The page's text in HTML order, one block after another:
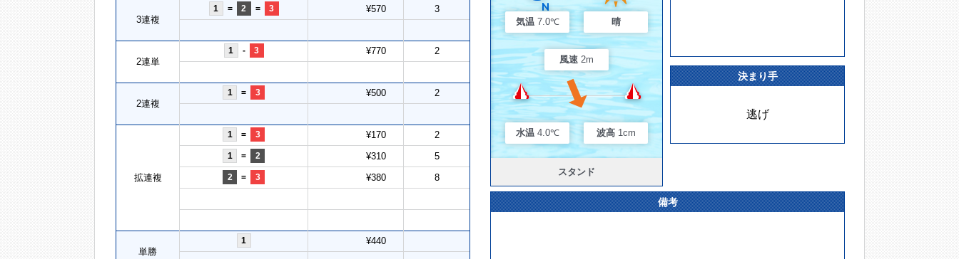
3連複
1 = 2 = 3 ¥570 3
2連単
1 - 3 ¥770 2
2連複
1 = 3 ¥500 2
拡連複
1 = 3 ¥170 2
1 = 2 ¥310 5
2 = 3 ¥380 8
単勝
1 ¥440
気温 7.0℃ 晴
風速 2m
水温 4.0℃ 波高 1cm
スタンド
決まり手
逃げ
備考